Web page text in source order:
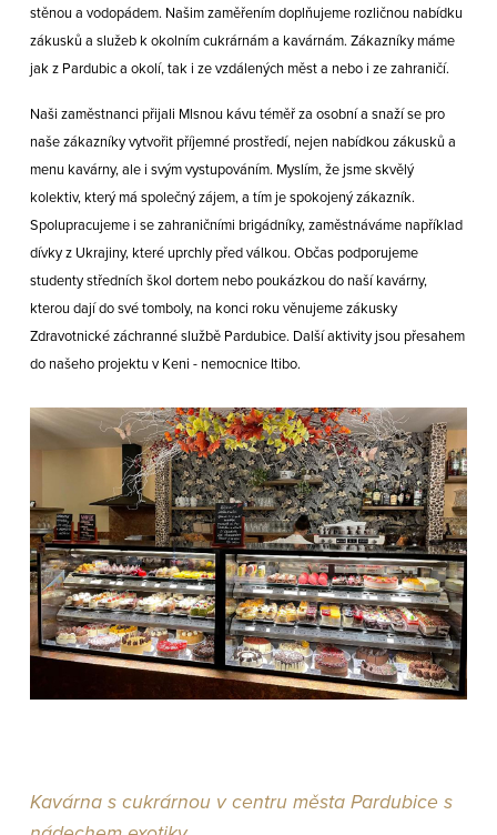
stěnou a vodopádem. Našim zaměřením doplňujeme rozličnou nabídku
zákusků a služeb k okolním cukrárnám a kavárnám. Zákazníky máme
jak z Pardubic a okolí, tak i ze vzdálených měst a nebo i ze zahraničí.
Naši zaměstnanci přijali Mlsnou kávu téměř za osobní a snaží se pro
naše zákazníky vytvořit příjemné prostředí, nejen nabídkou zákusků a
menu kavárny, ale i svým vystupováním. Myslím, že jsme skvělý
kolektiv, který má společný zájem, a tím je spokojený zákazník.
Spolupracujeme i se zahraničními brigádníky, zaměstnáváme například
dívky z Ukrajiny, které uprchly před válkou. Občas podporujeme
studenty středních škol dortem nebo poukázkou do naší kavárny,
kterou dají do své tomboly, na konci roku věnujeme zákusky
Zdravotnické záchranné službě Pardubice. Další aktivity jsou přesahem
do našeho projektu v Keni - nemocnice Itibo.
Kavárna s cukrárnou v centru města Pardubice s